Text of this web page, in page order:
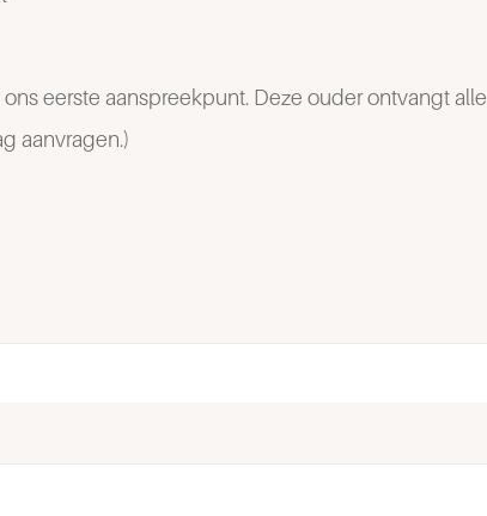
eerste aanspreekpunt. Deze ouder ontvangt alle
aanvragen.)